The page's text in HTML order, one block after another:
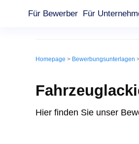
Für Bewerber Für
Homepage > Bewerbungsunterlagen
Hier finden Sie unser